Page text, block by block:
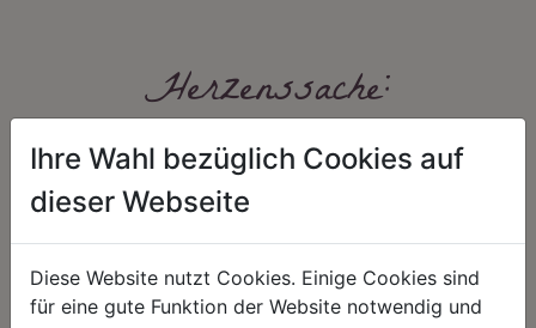
Herzenssache:
HARMONIE FAIRNESS
Ihre Wahl bezüglich Cookies auf
dieser Webseite
Diese Website nutzt Cookies. Einige Cookies sind
für eine gute Funktion der Website notwendig und